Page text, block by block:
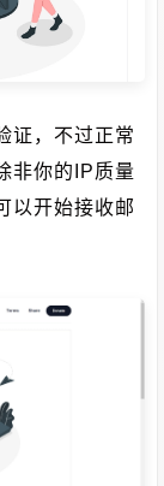
证，不过正常
非你的IP质量
以开始接收邮